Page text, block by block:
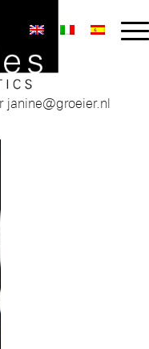
janine@groeier.nl